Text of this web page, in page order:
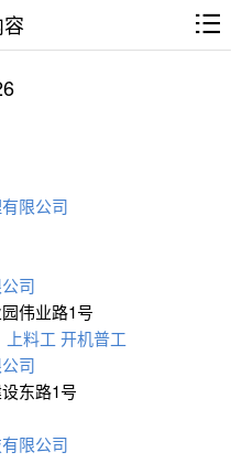
限公司
司
伟业路1号
上料工 开机普工
司
东路1号
限公司